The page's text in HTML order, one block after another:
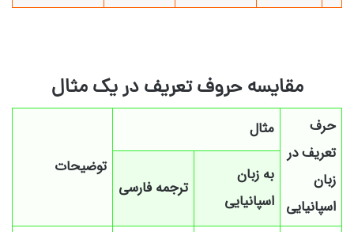
مقایسه حروف تعریف در یک مثال
حرف
تعریف در
زبان
اسپانیایی
مثال
توضیحات
به زبان
اسپانیایی
ترجمه فارسی